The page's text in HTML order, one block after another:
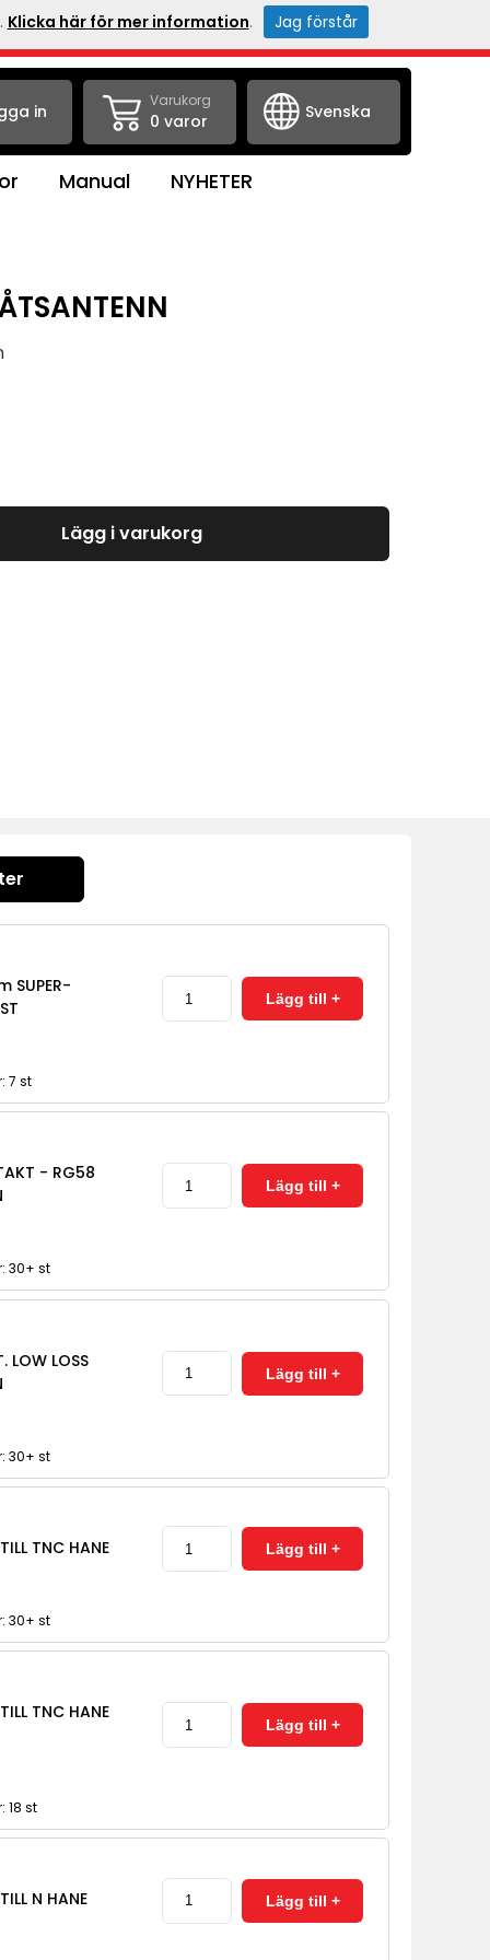
in
Varukorg
0 varor
Manual NYHETER
Lägg i varukorg
SUPER-
7 st
- RG58
30+ st
LOW LOSS
30+ st
TNC HANE
30+ st
TNC HANE
18 st
N HANE
Klicka här för mer information. Jag förstår